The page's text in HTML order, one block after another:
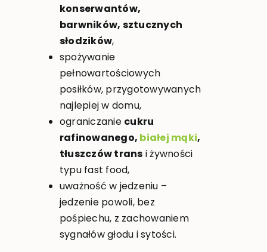
konserwantów,
barwników, sztucznych
słodzików,
spożywanie
pełnowartościowych
posiłków, przygotowywanych
najlepiej w domu,
ograniczanie cukru
rafinowanego, białej mąki,
tłuszczów trans i żywności
typu fast food,
uważność w jedzeniu –
jedzenie powoli, bez
pośpiechu, z zachowaniem
sygnałów głodu i sytości.